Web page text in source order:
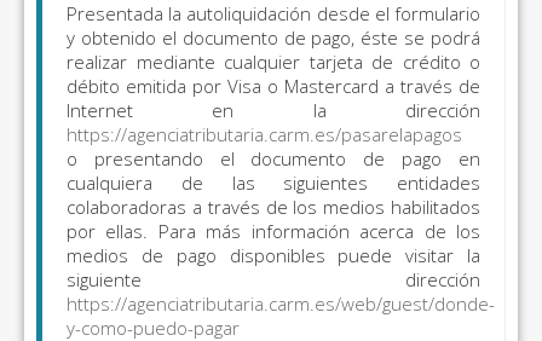
Presentada la autoliquidación desde el formulario
y obtenido el documento de pago, éste se podrá
realizar mediante cualquier tarjeta de crédito o
débito emitida por Visa o Mastercard a través de
Internet en la dirección
https://agenciatributaria.carm.es/pasarelapagos
o presentando el documento de pago en
cualquiera de las siguientes entidades
colaboradoras a través de los medios habilitados
por ellas. Para más información acerca de los
medios de pago disponibles puede visitar la
siguiente dirección
https://agenciatributaria.carm.es/web/guest/donde-
y-como-puedo-pagar